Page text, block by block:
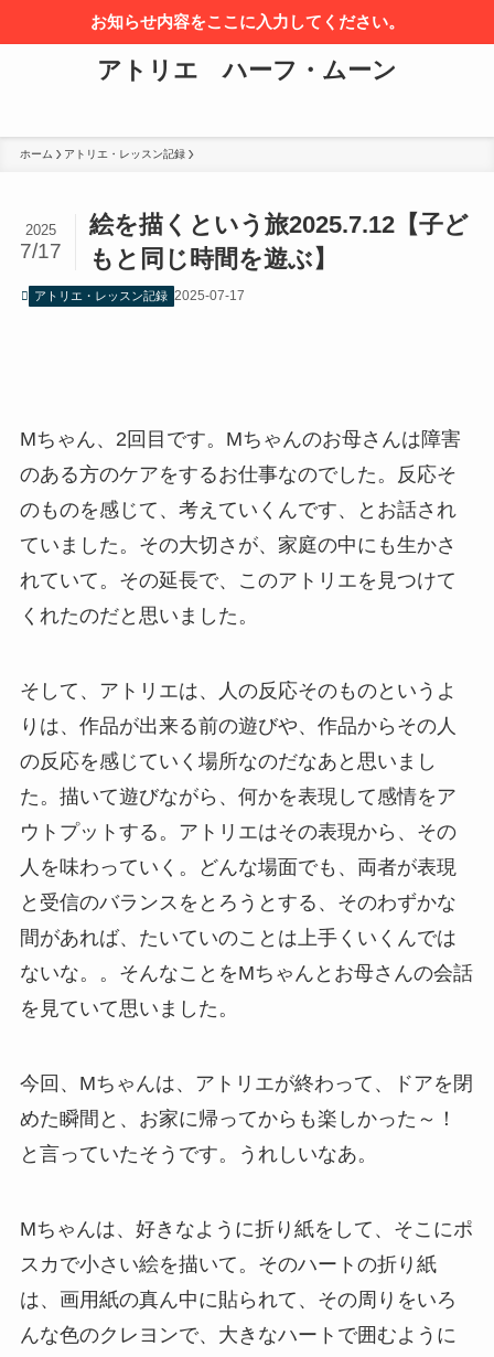
お知らせ内容をここに入力してください。
アトリエ ハーフ・ムーン
ホーム アトリエ・レッスン記録
絵を描くという旅2025.7.12【子ど
もと同じ時間を遊ぶ】
2025
7/17
アトリエ・レッスン記録 2025-07-17
Mちゃん、2回目です。Mちゃんのお母さんは障害
のある方のケアをするお仕事なのでした。反応そ
のものを感じて、考えていくんです、とお話され
ていました。その大切さが、家庭の中にも生かさ
れていて。その延長で、このアトリエを見つけて
くれたのだと思いました。
そして、アトリエは、人の反応そのものというよ
りは、作品が出来る前の遊びや、作品からその人
の反応を感じていく場所なのだなあと思いまし
た。描いて遊びながら、何かを表現して感情をア
ウトプットする。アトリエはその表現から、その
人を味わっていく。どんな場面でも、両者が表現
と受信のバランスをとろうとする、そのわずかな
間があれば、たいていのことは上手くいくんでは
ないな。。そんなことをMちゃんとお母さんの会話
を見ていて思いました。
今回、Mちゃんは、アトリエが終わって、ドアを閉
めた瞬間と、お家に帰ってからも楽しかった～！
と言っていたそうです。うれしいなあ。
Mちゃんは、好きなように折り紙をして、そこにポ
スカで小さい絵を描いて。そのハートの折り紙
は、画用紙の真ん中に貼られて、その周りをいろ
んな色のクレヨンで、大きなハートで囲むように